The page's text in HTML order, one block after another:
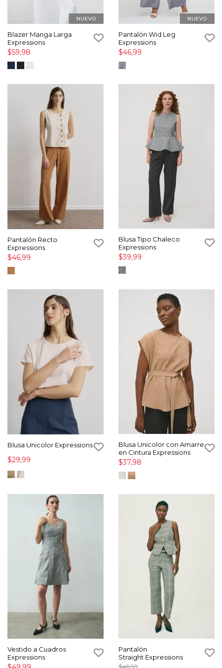
Blazer Manga Larga
Expressions
$59,98
Pantalón Wid Leg
Expressions
$46,99
Pantalón Recto
Expressions
$46,99
Blusa Tipo Chaleco
Expressions
$39,99
Blusa Unicolor Expressions
$29,99
Blusa Unicolor con Amarre
en Cintura Expressions
$37,98
Vestido a Cuadros
Expressions
Pantalón
Straight Expressions
$46,99